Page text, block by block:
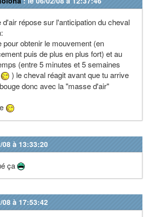
d'air répose sur l'anticipation du cheval
pour obtenir le mouvement (en
puis de plus en plus fort) et au
(entre 5 minutes et 5 semaines
) le cheval réagit avant que tu arrive
donc avec la "masse d'air"
08 à 13:33:20
ça
08 à 17:53:42